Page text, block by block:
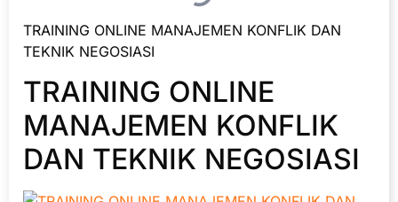
TRAINING ONLINE MANAJEMEN KONFLIK DAN
TEKNIK NEGOSIASI
TRAINING ONLINE
MANAJEMEN KONFLIK
DAN TEKNIK NEGOSIASI